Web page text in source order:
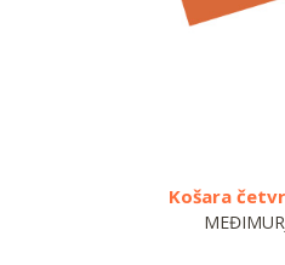
Košara četvrtasta 970
MEĐIMURJEPLET